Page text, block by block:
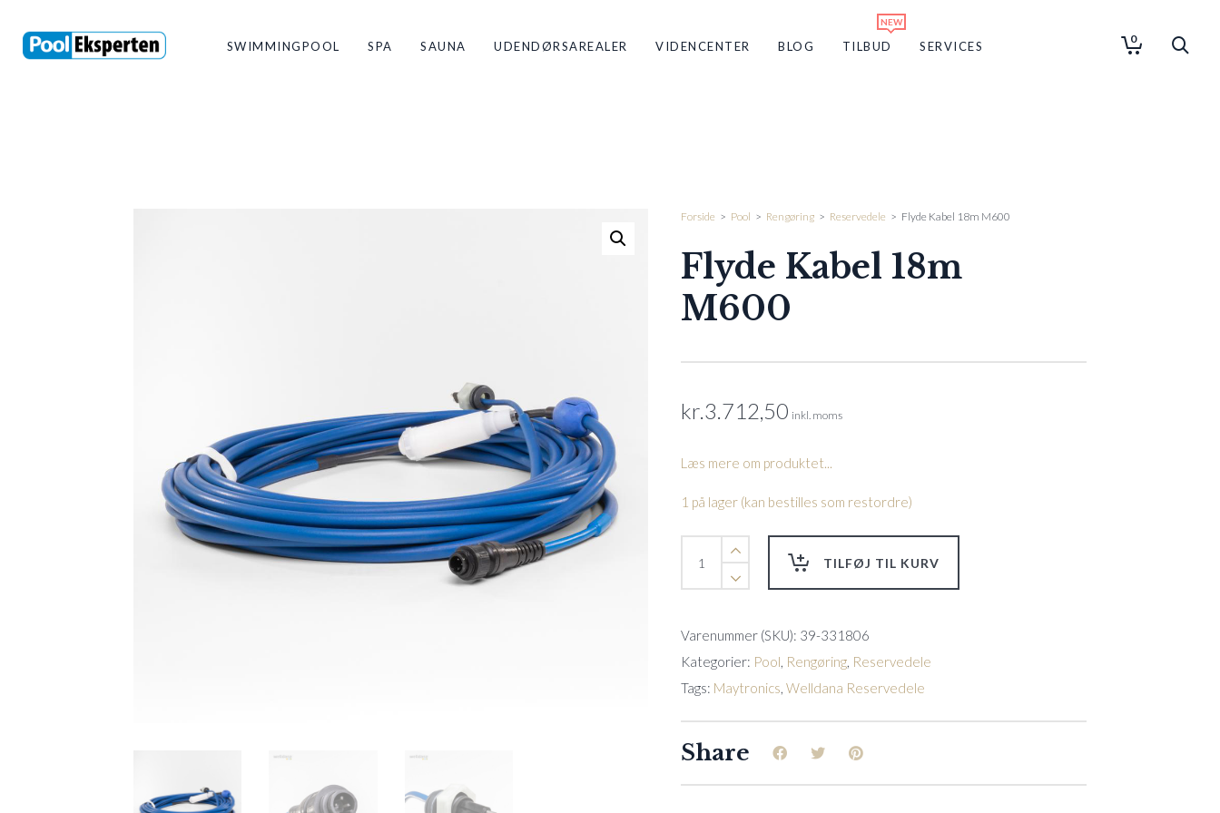
SWIMMINGPOOL SPA SAUNA UDENDØRSAREALER VIDENCENTER BLOG TILBUD SERVICES
0
Forside > Pool > Rengøring > Reservedele > Flyde Kabel 18m M600
Flyde Kabel 18m
M600
kr.3.712,50 inkl. moms
Læs mere om produktet...
1 på lager (kan bestilles som restordre)
Kabel
TILFØJ TIL KURV
Varenummer (SKU): 39-331806
Kategorier: Pool, Rengøring, Reservedele
Tags: Maytronics, Welldana Reservedele
Share